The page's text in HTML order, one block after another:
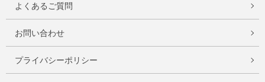
よくあるご質問
お問い合わせ
プライバシーポリシー